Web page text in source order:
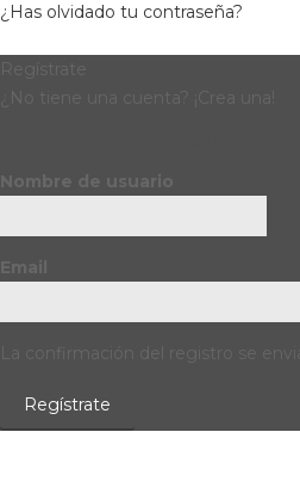
¿Has olvidado tu contraseña?
Regístrate
¿No tiene una cuenta? ¡Crea una!
Nombre de usuario
Email
La confirmación del registro se